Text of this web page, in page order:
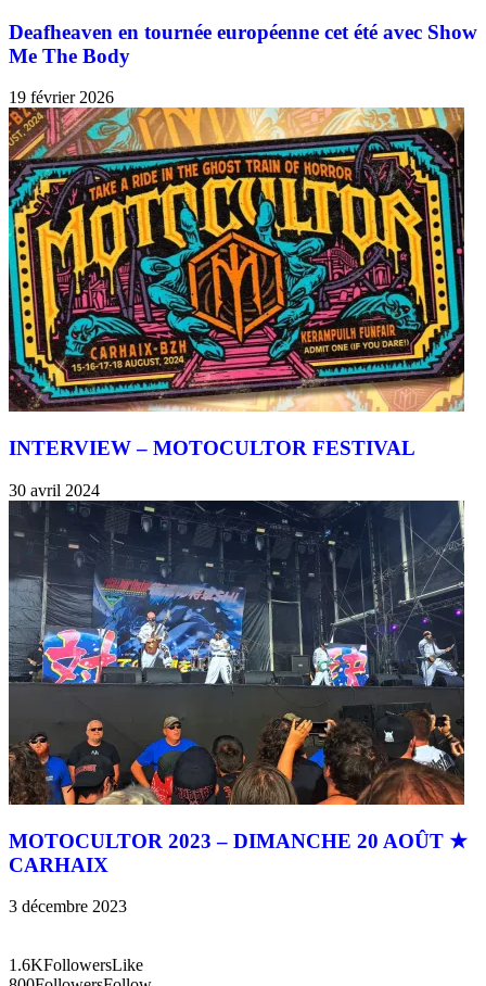
Deafheaven en tournée européenne cet été avec Show
Me The Body
19 février 2026
INTERVIEW – MOTOCULTOR FESTIVAL
30 avril 2024
MOTOCULTOR 2023 – DIMANCHE 20 AOÛT ★
CARHAIX
3 décembre 2023
1.6KFollowersLike